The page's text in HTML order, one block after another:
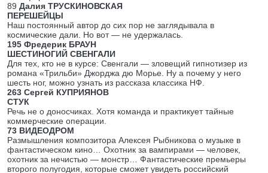
89 Далия ТРУСКИНОВСКАЯ
ПЕРЕШЕЙЦЫ
Наш постоянный автор до сих пор не заглядывала в
космические дали. Но вот — не удержалась.
195 Фредерик БРАУН
ШЕСТИНОГИЙ СВЕНГАЛИ
Для тех, кто не в курсе: Свенгали — зловещий гипнотизер из
романа «Трильби» Джорджа дю Морье. Ну а почему у него
шесть ног, можно узнать из рассказа классика НФ.
263 Сергей КУПРИЯНОВ
СТУК
Речь не о доносчиках. Хотя команда и практикует тайные
коммерческие операции.
73 ВИДЕОДРОМ
Размышления композитора Алексея Рыбникова о музыке в
фантастическом кино… Охотник за вампирами — человек,
охотник за нечистью — монстр… Фантастические премьеры
второго полугодия, которые сможет увидеть российский